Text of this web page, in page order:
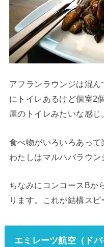
アフランラウンジは混
にトイレあるけど個室2
屋のトイレみたいな感じ
食べ物がいろいろあって
わたしはマルハバラウン
ちなみにコンコースBか
ります。これが結構スピ
エミレーツ航空（ド